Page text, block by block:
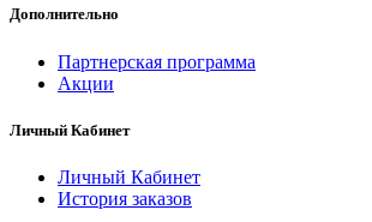
Дополнительно
Партнерская программа
Акции
Личный Кабинет
Личный Кабинет
История заказов